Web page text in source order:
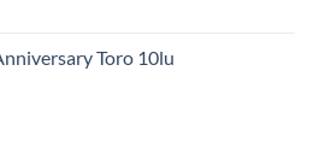
Toro 10lu